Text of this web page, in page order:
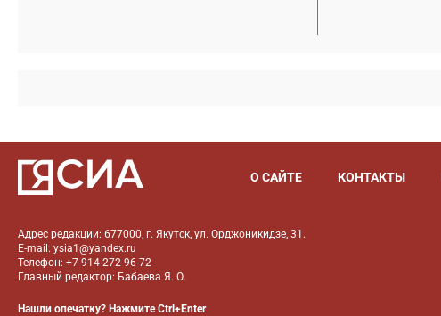
О САЙТЕ КОНТАКТЫ
Адрес редакции: 677000, г. Якутск, ул. Орджоникидзе, 31.
E-mail: ysia1@yandex.ru
Телефон: +7-914-272-96-72
Главный редактор: Бабаева Я. О.
Нашли опечатку? Нажмите Ctrl+Enter